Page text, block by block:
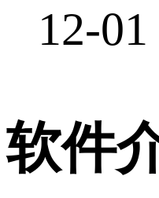
12-01
软件